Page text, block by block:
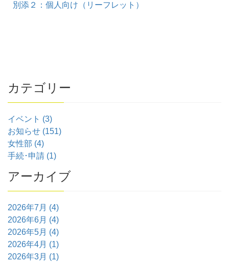
別添２：個人向け（リーフレット）
カテゴリー
イベント (3)
お知らせ (151)
女性部 (4)
手続･申請 (1)
アーカイブ
2026年7月 (4)
2026年6月 (4)
2026年5月 (4)
2026年4月 (1)
2026年3月 (1)